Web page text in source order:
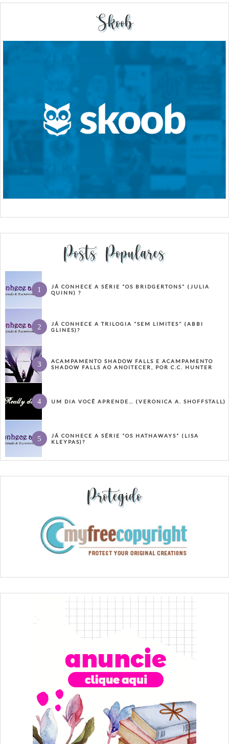
Skoob
Posts Populares
JÁ CONHECE A SÉRIE “OS BRIDGERTONS” (JULIA
QUINN) ?
JÁ CONHECE A TRILOGIA “SEM LIMITES” (ABBI
GLINES)?
ACAMPAMENTO SHADOW FALLS E ACAMPAMENTO
SHADOW FALLS AO ANOITECER, POR C.C. HUNTER
UM DIA VOCÊ APRENDE… (VERONICA A. SHOFFSTALL)
JÁ CONHECE A SÉRIE “OS HATHAWAYS” (LISA
KLEYPAS)?
Protegido